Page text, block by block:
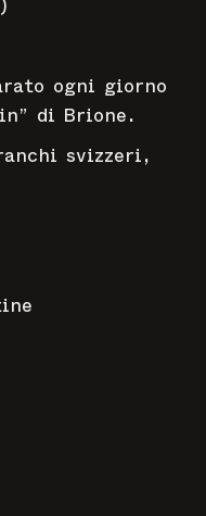
ogni giorno
di Brione.
svizzeri,